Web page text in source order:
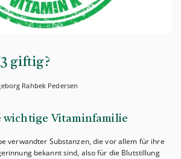
giftig?
Rahbek Pedersen
wichtige Vitaminfamilie
verwandter Substanzen, die vor allem für ihre
bekannt sind, also für die Blutstillung